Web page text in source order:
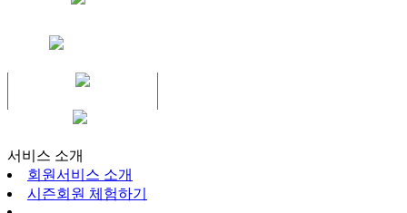
서비스 소개
회원서비스 소개
시즌회원 체험하기